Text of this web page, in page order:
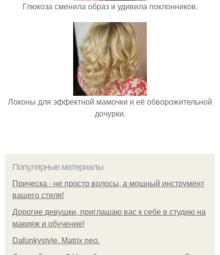
Глюкоза сменила образ и удивила поклонников.
Локоны для эффектной мамочки и её обворожительной
дочурки.
Популярные материалы
Прическа - не просто волосы, а мощный инструмент
вашего стиля!
Дорогие девушки, приглашаю вас к себе в студию на
макияж и обучение!
Dafunkystyle. Matrix neo.